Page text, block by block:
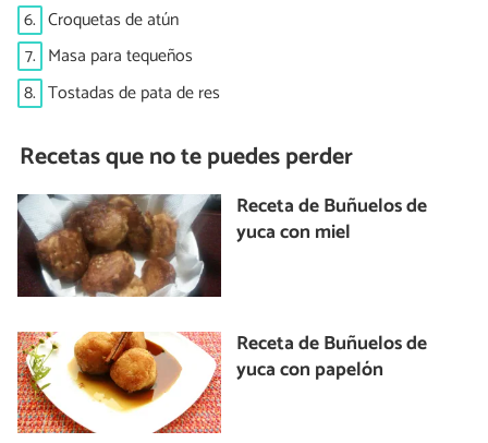
6. Croquetas de atún
7. Masa para tequeños
8. Tostadas de pata de res
Recetas que no te puedes perder
Receta de Buñuelos de
yuca con miel
Receta de Buñuelos de
yuca con papelón